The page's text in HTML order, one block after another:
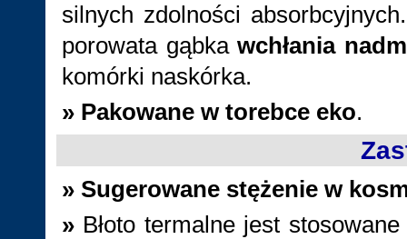
silnych zdolności
porowata gąbkawchłania
komórki naskórka.
» Pakowane w torebce eko.
» Sugerowane stężenie w
» Błoto termalne jest